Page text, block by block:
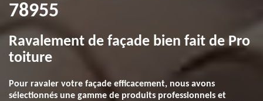
78955
Ravalement de façade bien fait de Pro
toiture
Pour ravaler votre façade efficacement, nous avons
sélectionnés une gamme de produits professionnels et